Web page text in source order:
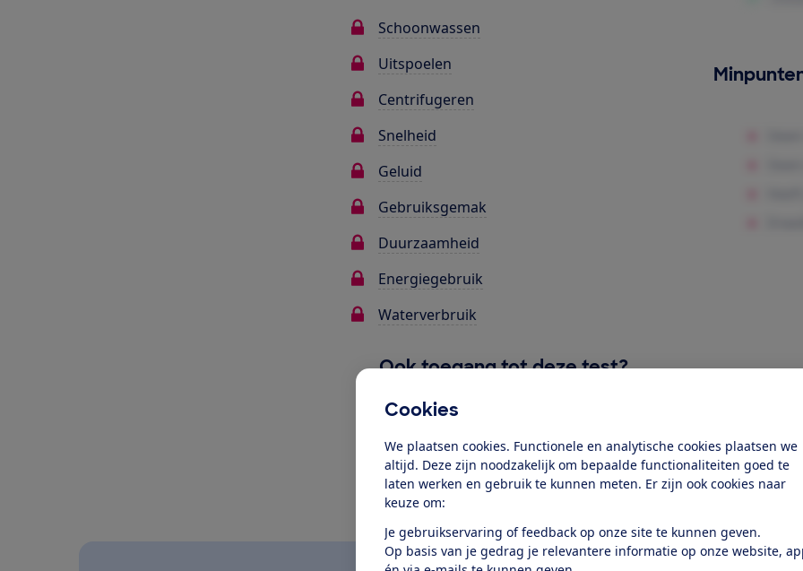
Cookies
We plaatsen cookies. Functionele en analytische cookies plaatsen we
altijd. Deze zijn noodzakelijk om bepaalde functionaliteiten goed te
laten werken en gebruik te kunnen meten. Er zijn ook cookies naar
keuze om:
Je gebruikservaring of feedback op onze site te kunnen geven.
Op basis van je gedrag je relevantere informatie op onze website,
Schoonwassen
Uitspoelen
Centrifugeren
Snelheid
Geluid
Gebruiksgemak
Duurzaamheid
Energiegebruik
Waterverbruik
Ook toegang tot deze test?
Al lid? Log in